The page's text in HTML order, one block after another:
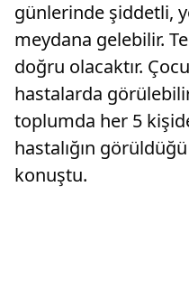
günlerinde şiddetli,
meydana gelebilir.
doğru olacaktır.
hastalarda
toplumda her 5
hastalığın
konuştu.